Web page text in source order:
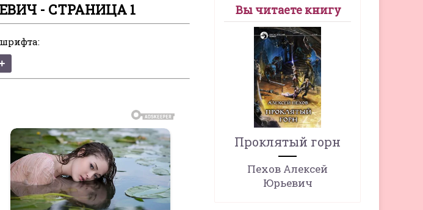
- СТРАНИЦА 1 Вы читаете книгу
Проклятый горн
Пехов Алексей
Юрьевич